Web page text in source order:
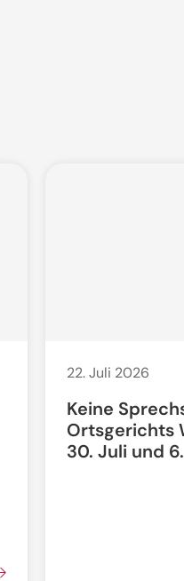
22. Juli 2026
Keine
Ortsgerichts
30. Juli und